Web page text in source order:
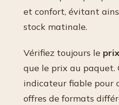
et confort, évitant
stock matinale.
Vérifiez toujours le
que le prix au paquet.
indicateur fiable pour
offres de formats